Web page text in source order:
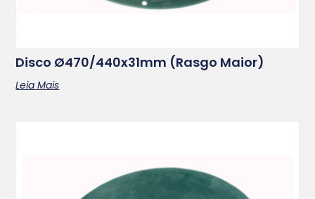
Disco Ø470/440x31mm (rasgo Maior)
Leia Mais